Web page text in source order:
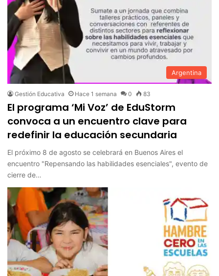
Argentina
Gestión Educativa Hace 1 semana 0 83
El programa ‘Mi Voz’ de EduStorm
convoca a un encuentro clave para
redefinir la educación secundaria
El próximo 8 de agosto se celebrará en Buenos Aires el
encuentro "Repensando las habilidades esenciales", evento de
cierre de…